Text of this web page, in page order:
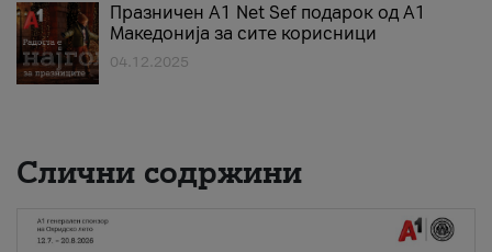
Празничен A1 Net Sеf подарок од А1
Македонија за сите корисници
04.12.2025
Слични содржини